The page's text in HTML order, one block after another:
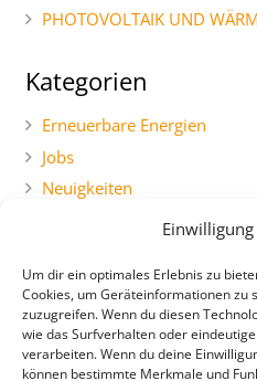
Um dir ein optimales Erlebnis zu
Cookies, um Geräteinformationen zu
zuzugreifen. Wenn du diesen
wie das Surfverhalten oder
verarbeiten. Wenn du deine
können bestimmte Merkmale und
PHOTOVOLTAIK UND
Kategorien
Erneuerbare Energien
Jobs
Neuigkeiten
Social Marketing